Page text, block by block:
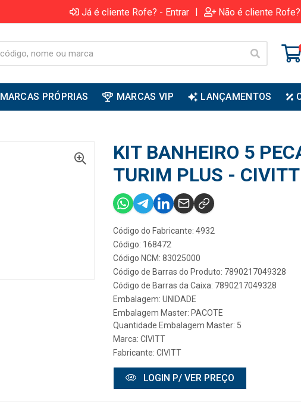
Já é cliente Rofe? - Entrar | Não é cliente
MARCAS PRÓPRIAS MARCAS VIP LANÇAMENTOS
KIT BANHEIRO 5
TURIM PLUS - CIVITT
Código do Fabricante: 4932
Código: 168472
Código NCM: 83025000
Código de Barras do Produto: 7890217049328
Código de Barras da Caixa: 7890217049328
Embalagem: UNIDADE
Embalagem Master: PACOTE
Quantidade Embalagem Master: 5
Marca: CIVITT
Fabricante: CIVITT
LOGIN P/ VER PREÇO